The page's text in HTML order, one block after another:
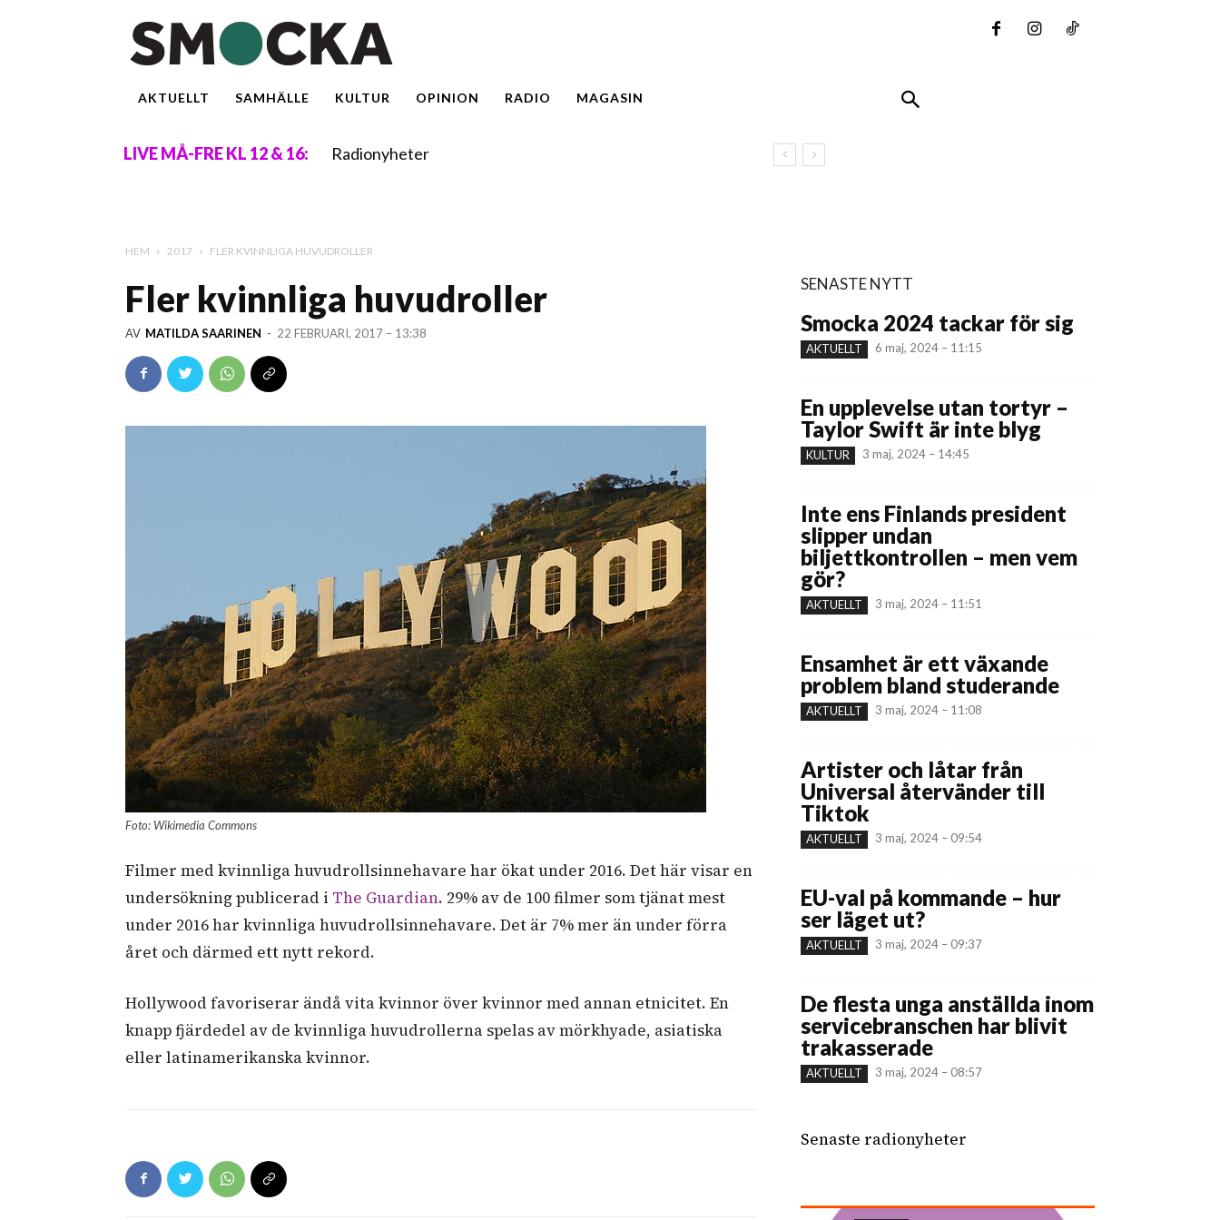
AKTUELLT SAMHÄLLE KULTUR OPINION RADIO MAGASIN
LIVE MÅ-FRE KL 12 & 16: Radionyheter
HEM 2017 FLER KVINNLIGA HUVUDROLLER
Fler kvinnliga huvudroller
AV MATILDA SAARINEN - 22 FEBRUARI, 2017 – 13:38
Foto: Wikimedia Commons
Filmer med kvinnliga huvudrollsinnehavare har ökat under 2016. Det här visar en
undersökning publicerad i The Guardian. 29% av de 100 filmer som tjänat mest
under 2016 har kvinnliga huvudrollsinnehavare. Det är 7% mer än under förra
året och därmed ett nytt rekord.
Hollywood favoriserar ändå vita kvinnor över kvinnor med annan etnicitet. En
knapp fjärdedel av de kvinnliga huvudrollerna spelas av mörkhyade, asiatiska
eller latinamerikanska kvinnor.
SENASTE NYTT
Smocka 2024 tackar för sig
AKTUELLT 6 maj, 2024 – 11:15
En upplevelse utan tortyr –
Taylor Swift är inte blyg
KULTUR 3 maj, 2024 – 14:45
Inte ens Finlands president
slipper undan
biljettkontrollen – men vem
gör?
AKTUELLT 3 maj, 2024 – 11:51
Ensamhet är ett växande
problem bland studerande
AKTUELLT 3 maj, 2024 – 11:08
Artister och låtar från
Universal återvänder till
Tiktok
AKTUELLT 3 maj, 2024 – 09:54
EU-val på kommande – hur
ser läget ut?
AKTUELLT 3 maj, 2024 – 09:37
De flesta unga anställda inom
servicebranschen har blivit
trakasserade
AKTUELLT 3 maj, 2024 – 08:57
Senaste radionyheter